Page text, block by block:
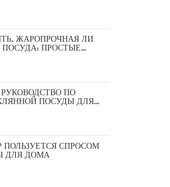
ЖАРОПРОЧНАЯ ЛИ
ПРОСТЫЕ
ПО
ПОСУДЫ ДЛЯ
ПОЛЬЗУЕТСЯ СПРОСОМ
ДЛЯ ДОМА